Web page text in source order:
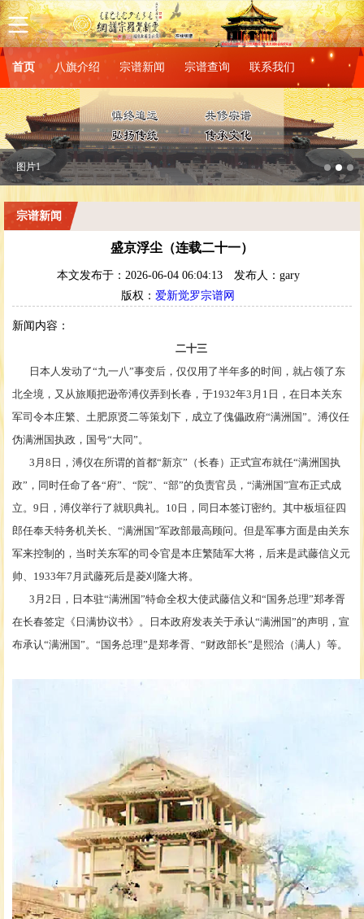
首页 八旗介绍 宗谱新闻 宗谱查询 联系我们
图片1
宗谱新闻
盛京浮尘（连载二十一）
本文发布于：2026-06-04 06:04:13
发布人：gary
版权： 爱新觉罗宗谱网
新闻内容：
二十三
日本人发动了“九一八”事变后，仅仅用了半年多的时间，就占领了东
北全境，又从旅顺把逊帝溥仪弄到长春，于1932年3月1日，在日本关东
军司令本庄繁、土肥原贤二等策划下，成立了傀儡政府“满洲国”。溥仪任
伪满洲国执政，国号“大同”。
3月8日，溥仪在所谓的首都“新京”（长春）正式宣布就任“满洲国执
政”，同时任命了各“府”、“院”、“部”的负责官员，“满洲国”宣布正式成
立。9日，溥仪举行了就职典礼。10日，同日本签订密约。其中板垣征四
郎任奉天特务机关长、“满洲国”军政部最高顾问。但是军事方面是由关东
军来控制的，当时关东军的司令官是本庄繁陆军大将，后来是武藤信义元
帅、1933年7月武藤死后是菱刈隆大将。
3月2日，日本驻“满洲国”特命全权大使武藤信义和“国务总理”郑孝胥
在长春签定《日满协议书》。日本政府发表关于承认“满洲国”的声明，宣
布承认“满洲国”。“国务总理”是郑孝胥、“财政部长”是熙洽（满人）等。